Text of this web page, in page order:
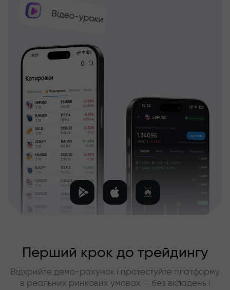
Відео-уроки
Перший крок до трейдингу
Відкрийте демо-рахунок і протестуйте платформу
в реальних ринкових умовах — без вкладень і